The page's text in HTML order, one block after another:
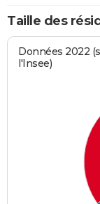
Taille des
Données 2022
l'Insee)